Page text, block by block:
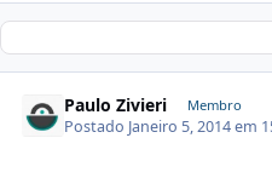
Paulo Zivieri Membro
Postado Janeiro 5, 2014 em